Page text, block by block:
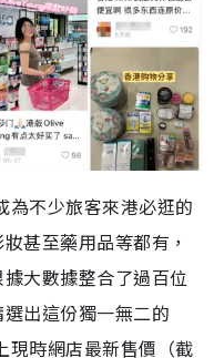
為不少旅客來港必逛的
甚至藥用品等都有，
大數據整合了過百位
出這份獨一無二的
現時網店最新售價（截